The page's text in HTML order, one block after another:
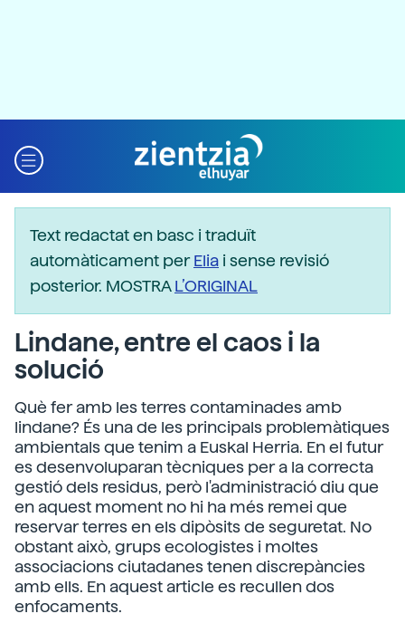
Text redactat en basc i traduït
automàticament perElia i sense revisió
posterior. MOSTRAL’ORIGINAL
Lindane, entre el caos i la
solució
Què fer amb les terres contaminades amb
lindane? És una de les principals problemàtiques
ambientals que tenim a Euskal Herria. En el futur
es desenvoluparan tècniques per a la correcta
gestió dels residus, però l'administració diu que
en aquest moment no hi ha més remei que
reservar terres en els dipòsits de seguretat. No
obstant això, grups ecologistes i moltes
associacions ciutadanes tenen discrepàncies
amb ells. En aquest article es recullen dos
enfocaments.